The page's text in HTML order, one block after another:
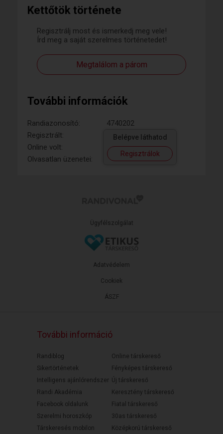
Kettőtök története
Regisztrálj most és ismerkedj meg vele!
Írd meg a saját szerelmes történetedet!
Megtalálom a párom
További információk
Randiazonosító:
4740202
Regisztrált:
Online volt:
Olvasatlan üzenetei:
Belépve láthatod
Regisztrálok
Ügyfélszolgálat
ÁSZF
Adatvédelem
Cookiek
További információ
Randiblog
Sikertörténetek
Intelligens ajánlórendszer
Randi Akadémia
Facebook oldalunk
Szerelmi horoszkóp
Társkeresés mobilon
Online társkereső
Fényképes társkereső
Új társkereső
Keresztény társkereső
Fiatal társkereső
30as társkereső
Középkorú társkereső